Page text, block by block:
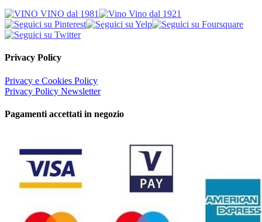
Privacy Policy
Privacy e Cookies Policy
Privacy Policy Newsletter
Pagamenti accettati in negozio